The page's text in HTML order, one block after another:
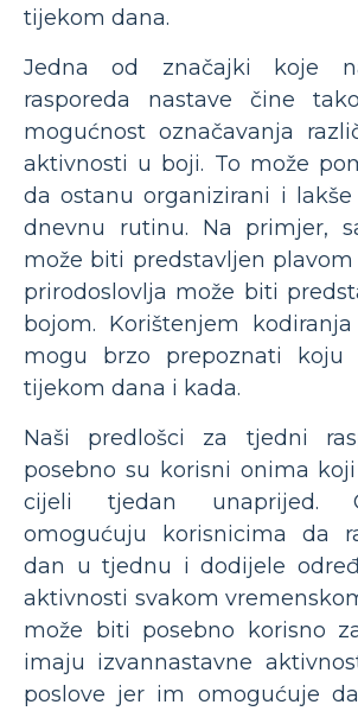
tijekom dana.
Jedna od značajki koje
rasporeda nastave čine
mogućnost označavanja
aktivnosti u boji. To može
da ostanu organizirani i
dnevnu rutinu. Na primjer,
može biti predstavljen
prirodoslovlja može biti
bojom. Korištenjem
mogu brzo prepoznati koju
tijekom dana i kada.
Naši predlošci za tjedni
posebno su korisni onima
cijeli tjedan unaprijed.
omogućuju korisnicima da
dan u tjednu i dodijele
aktivnosti svakom
može biti posebno korisno
imaju izvannastavne
poslove jer im omogućuje